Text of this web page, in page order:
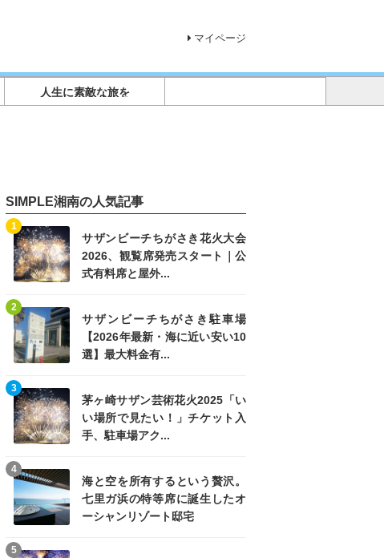
マイページ
人生に素敵な旅を
SIMPLE湘南の人気記事
サザンビーチちがさき花火大会
2026、観覧席発売スタート｜公
式有料席と屋外...
1
サザンビーチちがさき駐車場
【2026年最新・海に近い安い10
選】最大料金有...
2
茅ヶ崎サザン芸術花火2025「い
い場所で見たい！」チケット入
手、駐車場アク...
3
海と空を所有するという贅沢。
七里ガ浜の特等席に誕生したオ
ーシャンリゾート邸宅
4
5